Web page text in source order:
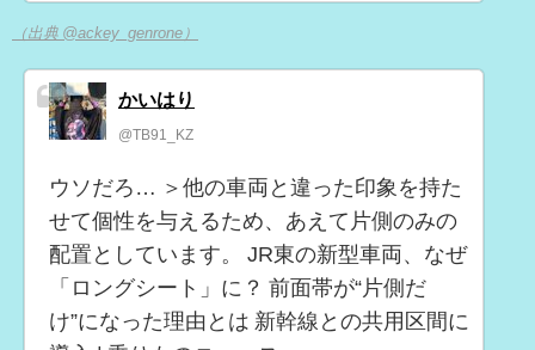
（出典 @ackey_genrone）
かいはり
@TB91_KZ
ウソだろ… ＞他の車両と違った印象を持た
せて個性を与えるため、あえて片側のみの
配置としています。 JR東の新型車両、なぜ
「ロングシート」に？ 前面帯が“片側だ
け”になった理由とは 新幹線との共用区間に